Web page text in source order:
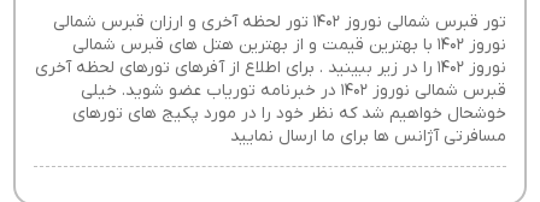
تور قبرس شمالی نوروز 1402 تور لحظه آخری و ارزان قبرس شمالی
نوروز 1402 با بهترین قیمت و از بهترین هتل های قبرس شمالی
نوروز 1402 را در زیر ببینید . برای اطلاع از آفرهای تورهای لحظه آخری
قبرس شمالی نوروز 1402 در خبرنامه توریاب عضو شوید. خیلی
خوشحال خواهیم شد که نظر خود را در مورد پکیج های تورهای
مسافرتی آژانس ها برای ما ارسال نمایید